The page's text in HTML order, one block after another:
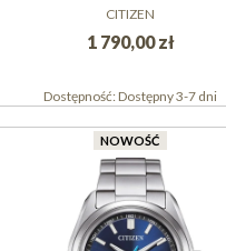
CITIZEN
1 790,00 zł
Dostępność:Dostępny 3-7 dni
NOWOŚĆ